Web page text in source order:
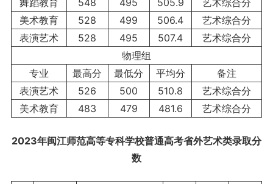
舞蹈教育 548 495 505.9
艺术综合分
美术教育
528 499 506.4
艺术综合分
表演艺术
528 495 507.4
艺术综合分
物理组
专业
最高分 最低分 平均分
备注
表演艺术
526 500 510.8
艺术综合分
美术教育
483 479 481.6 艺术综合分
2023年闽江师范高等专科学校普通高考省外艺术类录取分
数